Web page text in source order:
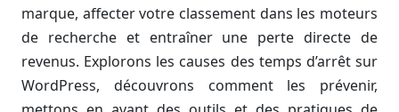
marque, affecter votre classement dans les moteurs
de recherche et entraîner une perte directe de
revenus. Explorons les causes des temps d’arrêt sur
WordPress, découvrons comment les prévenir,